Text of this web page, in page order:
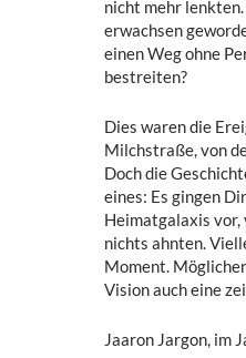
nicht mehr
erwachsen
einen Weg ohne
bestreiten?
Dies waren die
Milchstraße, von
Doch die
eines: Es gingen
Heimatgalaxis vor,
nichts ahnten.
Moment.
Vision auch eine
Jaaron Jargon, im